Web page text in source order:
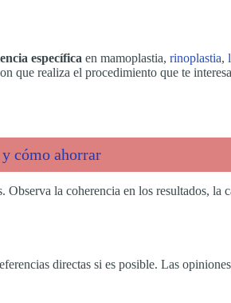
específica en mamoplastia, rinoplastia,
que realiza el procedimiento que te
cómo ahorrar
Observa la coherencia en los resultados, la
directas si es posible. Las